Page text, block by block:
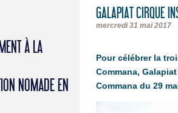
À LA
NOMADE EN
GALAPIAT CIRQUE
mercredi 31 mai 2017
Pour célébrer la
Commana,
Commana du 29